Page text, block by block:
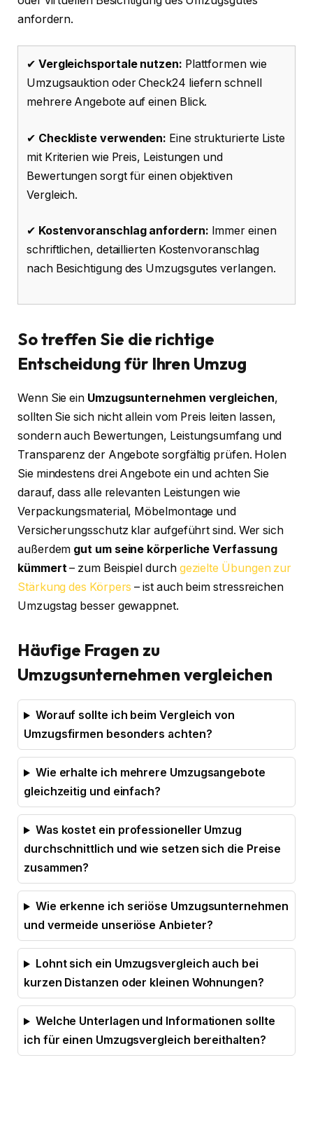
anfordern.
✔ Vergleichsportale nutzen: Plattformen wie
Umzugsauktion oder Check24 liefern schnell
mehrere Angebote auf einen Blick.
✔ Checkliste verwenden: Eine strukturierte Liste
mit Kriterien wie Preis, Leistungen und
Bewertungen sorgt für einen objektiven
Vergleich.
✔ Kostenvoranschlag anfordern: Immer einen
schriftlichen, detaillierten Kostenvoranschlag
nach Besichtigung des Umzugsgutes verlangen.
So treffen Sie die richtige
Entscheidung für Ihren Umzug
Wenn Sie ein Umzugsunternehmen vergleichen,
sollten Sie sich nicht allein vom Preis leiten lassen,
sondern auch Bewertungen, Leistungsumfang und
Transparenz der Angebote sorgfältig prüfen. Holen
Sie mindestens drei Angebote ein und achten Sie
darauf, dass alle relevanten Leistungen wie
Verpackungsmaterial, Möbelmontage und
Versicherungsschutz klar aufgeführt sind. Wer sich
außerdem gut um seine körperliche Verfassung
kümmert– zum Beispiel durch gezielte Übungen zur
Stärkung des Körpers – ist auch beim stressreichen
Umzugstag besser gewappnet.
Häufige Fragen zu
Umzugsunternehmen vergleichen
Worauf sollte ich beim Vergleich von
Umzugsfirmen besonders achten?
Wie erhalte ich mehrere Umzugsangebote
gleichzeitig und einfach?
Was kostet ein professioneller Umzug
durchschnittlich und wie setzen sich die Preise
zusammen?
Wie erkenne ich seriöse Umzugsunternehmen
und vermeide unseriöse Anbieter?
Lohnt sich ein Umzugsvergleich auch bei
kurzen Distanzen oder kleinen Wohnungen?
Welche Unterlagen und Informationen sollte
ich für einen Umzugsvergleich bereithalten?